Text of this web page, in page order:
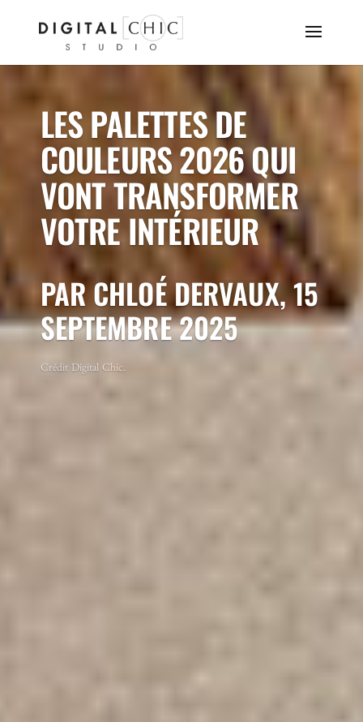
LES PALETTES DE
COULEURS 2026 QUI
VONT TRANSFORMER
VOTRE INTÉRIEUR
PAR CHLOÉ DERVAUX, 15
SEPTEMBRE 2025
Crédit Digital Chic.